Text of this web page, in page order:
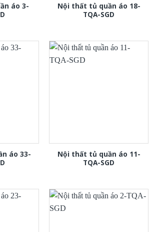
áo 3-
Nội thất tủ quần áo 18-
TQA-SGD
áo 33-
Nội thất tủ quần áo 11-
TQA-SGD